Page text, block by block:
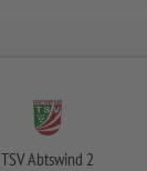
TSV Abtswind 2